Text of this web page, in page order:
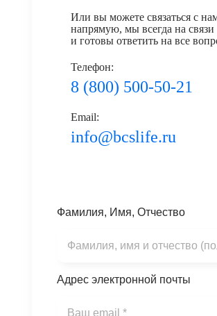
Или вы можете связаться с
напрямую, мы всегда на связи
и готовы ответить на все
Телефон:
8 (800) 500-50-21
Email:
info@bcslife.ru
Фамилия, Имя, Отчество
Адрес электронной почты